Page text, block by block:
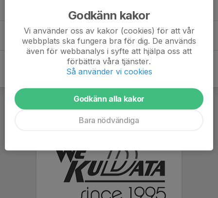
Ronja Berg
Godkänn kakor
Vi använder oss av kakor (cookies) för att vår
webbplats ska fungera bra för dig. De används
även för webbanalys i syfte att hjälpa oss att
förbättra våra tjänster.
Så använder vi cookies
Godkänn alla kakor
Bara nödvändiga